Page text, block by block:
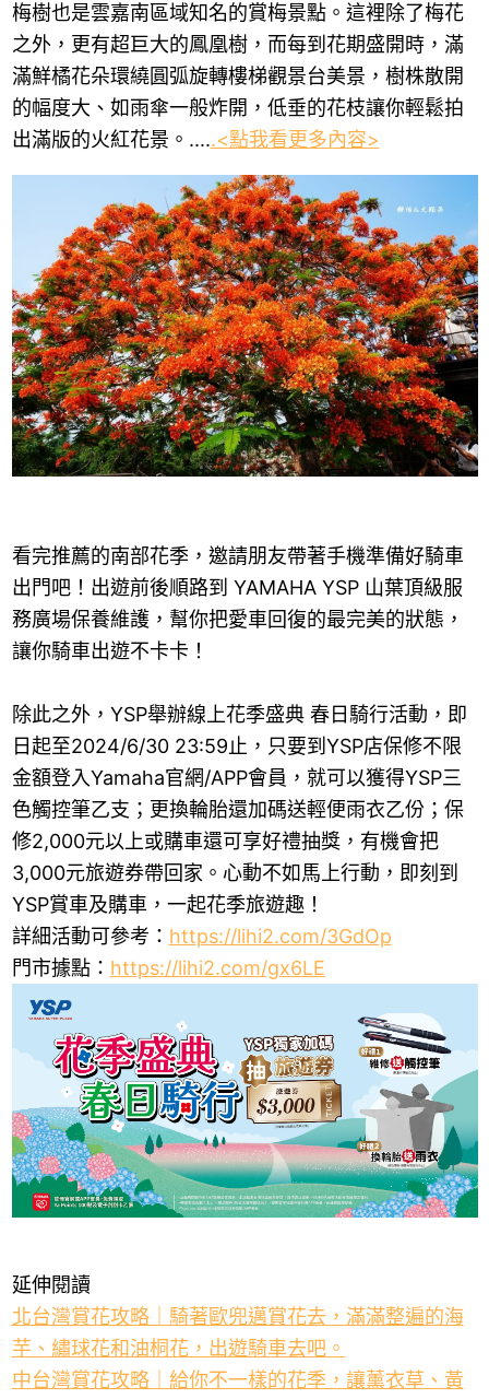
梅樹也是雲嘉南區域知名的賞梅景點。這裡除了梅花
之外，更有超巨大的鳳凰樹，而每到花期盛開時，滿
滿鮮橘花朵環繞圓弧旋轉樓梯觀景台美景，樹株散開
的幅度大、如雨傘一般炸開，低垂的花枝讓你輕鬆拍
出滿版的火紅花景。.....<點我看更多內容>
看完推薦的南部花季，邀請朋友帶著手機準備好騎車
出門吧！出遊前後順路到 YAMAHA YSP 山葉頂級服
務廣場保養維護，幫你把愛車回復的最完美的狀態，
讓你騎車出遊不卡卡！
除此之外，YSP舉辦線上花季盛典 春日騎行活動，即
日起至2024/6/30 23:59止，只要到YSP店保修不限
金額登入Yamaha官網/APP會員，就可以獲得YSP三
色觸控筆乙支；更換輪胎還加碼送輕便雨衣乙份；保
修2,000元以上或購車還可享好禮抽獎，有機會把
3,000元旅遊券帶回家。心動不如馬上行動，即刻到
YSP賞車及購車，一起花季旅遊趣！
詳細活動可參考： https://lihi2.com/3GdOp
門市據點： https://lihi2.com/gx6LE
延伸閱讀
北台灣賞花攻略｜騎著歐兜邁賞花去，滿滿整遍的海
芋、繡球花和油桐花，出遊騎車去吧。
中台灣賞花攻略｜給你不一樣的花季，讓薰衣草、黃